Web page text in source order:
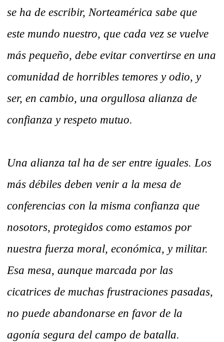
se ha de escribir, Norteamérica sabe que
este mundo nuestro, que cada vez se vuelve
más pequeño, debe evitar convertirse en una
comunidad de horribles temores y odio, y
ser, en cambio, una orgullosa alianza de
confianza y respeto mutuo.
Una alianza tal ha de ser entre iguales. Los
más débiles deben venir a la mesa de
conferencias con la misma confianza que
nosotors, protegidos como estamos por
nuestra fuerza moral, económica, y militar.
Esa mesa, aunque marcada por las
cicatrices de muchas frustraciones pasadas,
no puede abandonarse en favor de la
agonía segura del campo de batalla.